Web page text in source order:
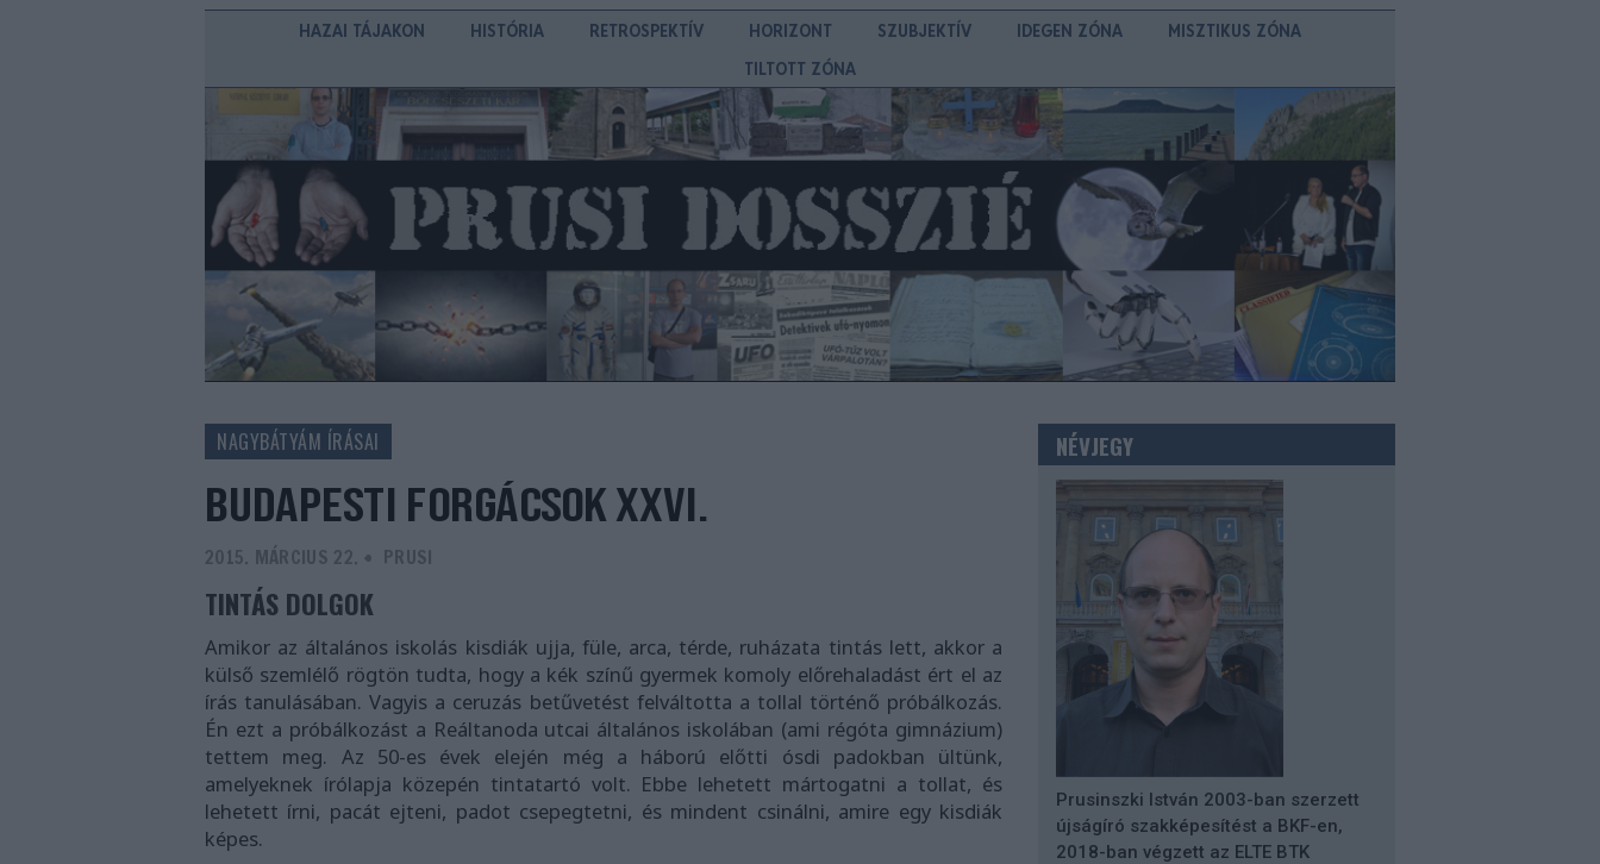
HAZAI TÁJAKON HISTÓRIA RETROSPEKTÍV HORIZONT SZUBJEKTÍV IDEGEN ZÓNA
MISZTIKUS ZÓNA
TILTOTT ZÓNA
BUDAPESTI FORGÁCSOK XXVI.
2015. MÁRCIUS 22. - PRUSI
TINTÁS DOLGOK
Amikor az általános iskolás kisdiák ujja, füle, arca, térde, ruházata tintás lett, akkor a
külső szemlélő rögtön tudta, hogy a kék színű gyermek komoly előrehaladást ért el az
írás tanulásában. Vagyis a ceruzás betűvetést felváltotta a tollal történő próbálkozás.
Én ezt a próbálkozást a Reáltanoda utcai általános iskolában (ami régóta gimnázium)
tettem meg. Az 50-es évek elején még a háború előtti ósdi padokban ültünk,
amelyeknek írólapja közepén tintatartó volt. Ebbe lehetett mártogatni a tollat, és
lehetett írni, pacát ejteni, padot csepegtetni, és mindent csinálni, amire egy kisdiák
képes.
NAGYBÁTYÁM ÍRÁSAI NÉVJEGY
Prusinszki István 2003-ban szerzett
újságíró szakképesítést a BKF-en,
2018-ban végzett az ELTE BTK